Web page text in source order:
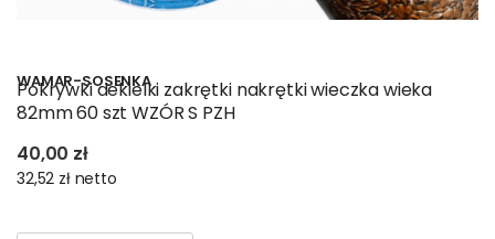
WAMAR-SOSENKA
Pokrywki dekielki zakrętki nakrętki wieczka wieka
82mm 60 szt WZÓR S PZH
40,00 zł
32,52 zł netto